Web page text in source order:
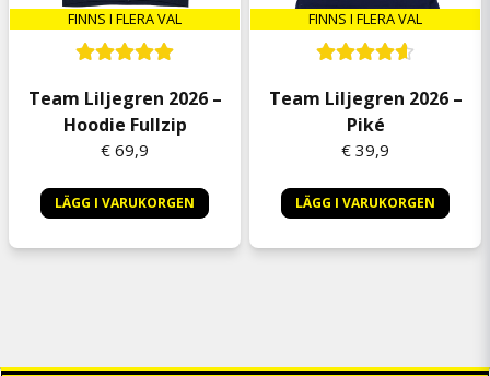
FINNS I FLERA VAL
Team Liljegren 2026 –
Hoodie Fullzip
€ 69,9
LÄGG I VARUKORGEN
FINNS I FLERA VAL
Team Liljegren 2026 –
Piké
€ 39,9
LÄGG I VARUKORGEN